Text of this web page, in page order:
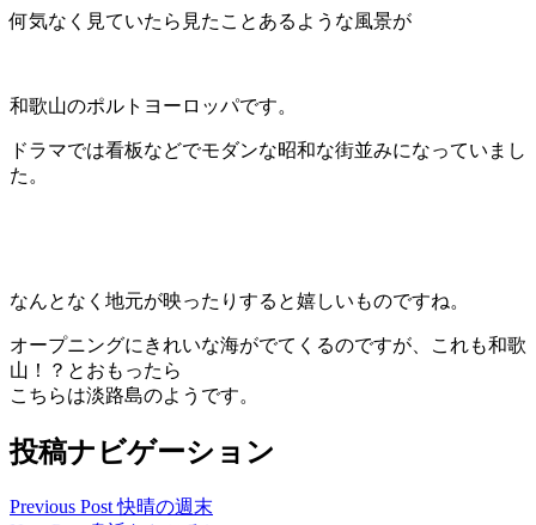
何気なく見ていたら見たことあるような風景が
和歌山のポルトヨーロッパです。
ドラマでは看板などでモダンな昭和な街並みになっていまし
た。
なんとなく地元が映ったりすると嬉しいものですね。
オープニングにきれいな海がでてくるのですが、これも和歌
山！？とおもったら
こちらは淡路島のようです。
投稿ナビゲーション
Previous Post快晴の週末